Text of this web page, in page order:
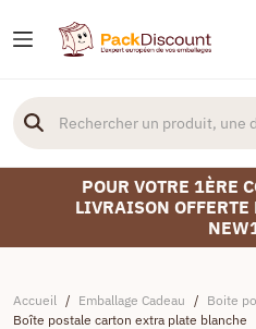
POUR VOTRE 1ÈRE
LIVRAISON
Accueil / Emballage Cadeau / Boite
Boîte postale carton extra plate blanche